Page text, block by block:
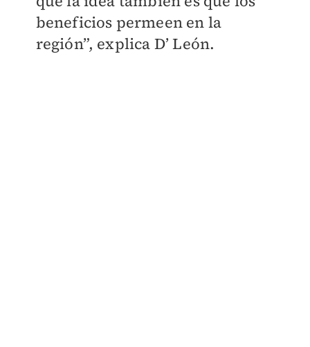
beneficios permeen en la
región”, explica D’ León.